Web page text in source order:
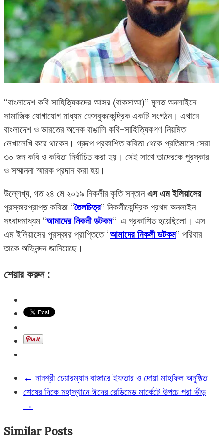
“বাংলাদেশ কবি সাহিত্যিকদের আসর (বাকসাআ)” মূলত অনলাইনে
সামাজিক যোগাযোগ মাধ্যম ফেসবুককেন্দ্রিক একটি সংগঠন। এখানে
বাংলাদেশ ও ভারতের অনেক বাঙালি কবি-সাহিত্যিকগণ নিয়মিত
লেখালেখি করে থাকেন। গ্রুপে প্রকাশিত কবিতা থেকে প্রতিমাসে সেরা
৩০ জন কবি ও কবিতা নির্বাচিত করা হয়। সেই সাথে তাদেরকে পুরস্কার
ও সম্মাননা স্মারক প্রদান করা হয়।
উল্লেখ্য, গত ২৪ মে ২০১৯ নিকলীর কৃতি সন্তানএস এম ইলিয়াসের
পুরস্কারপ্রাপ্ত কবিতা “তৈলচিত্র” নিকলীকেন্দ্রিক প্রথম অনলাইন
সংবাদমাধ্যম “আমাদের নিকলী ডটকম“-এ প্রকাশিত হয়েছিলো। এস
এম ইলিয়াসের পুরস্কার প্রাপ্তিতে “আমাদের নিকলী ডটকম” পরিবার
তাকে অভিনন্দন জানিয়েছে।
শেয়ার করুন :
← নানশ্রী চেয়ারম্যান বাজারে ইফতার ও দোয়া মাহফিল অনুষ্ঠিত
শেষের দিকে মহাস্থানে ঈদের রেডিমেড মার্কেটে উপচে পরা ভীড়
→
Similar Posts